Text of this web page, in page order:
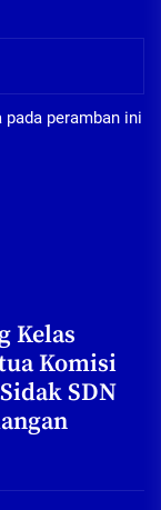
peramban ini
Kelas
Komisi
SDN